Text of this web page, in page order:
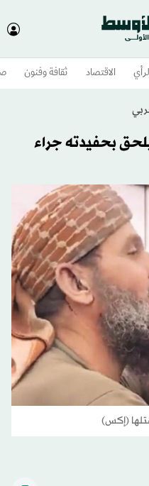
الاقتصاد ثقافة وفنون
بحفيدته جراء
(إكس)